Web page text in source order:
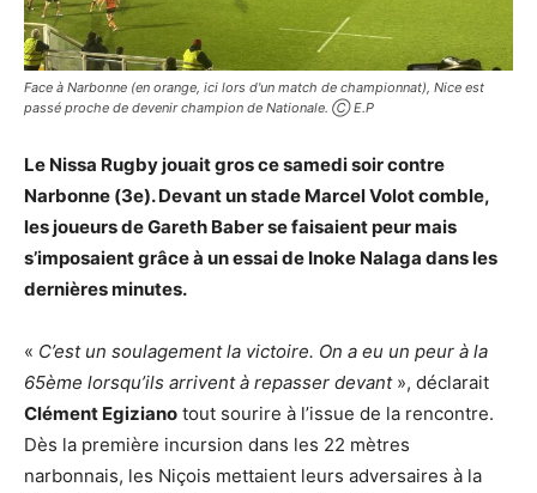
Face à Narbonne (en orange, ici lors d'un match de championnat), Nice est
passé proche de devenir champion de Nationale. Ⓒ E.P
Le Nissa Rugby jouait gros ce samedi soir contre
Narbonne (3e). Devant un stade Marcel Volot comble,
les joueurs de Gareth Baber se faisaient peur mais
s’imposaient grâce à un essai de Inoke Nalaga dans les
dernières minutes.
« C’est un soulagement la victoire. On a eu un peur à la
65ème lorsqu’ils arrivent à repasser devant», déclarait
Clément Egiziano tout sourire à l’issue de la rencontre.
Dès la première incursion dans les 22 mètres
narbonnais, les Niçois mettaient leurs adversaires à la